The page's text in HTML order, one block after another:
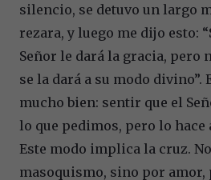
silencio, se detuvo un largo
rezara, y luego me dijo esto:
Señor le dará la gracia, pero
se la dará a su modo divino”.
mucho bien: sentir que el
lo que pedimos, pero lo hace
Este modo implica la cruz.
masoquismo, sino por amor,